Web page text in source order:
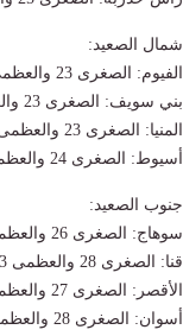
شمال الصعيد:
الفيوم: الصغرى 23 والعظمى 39.
بني سويف: الصغرى 23 والعظمى 40.
المنيا: الصغرى 23 والعظمى 40.
أسيوط: الصغرى 24 والعظمى 41.
جنوب الصعيد:
سوهاج: الصغرى 26 والعظمى 41.
قنا: الصغرى 28 والعظمى 43.
الأقصر: الصغرى 27 والعظمى 43.
أسوان: الصغرى 28 والعظمى 44.